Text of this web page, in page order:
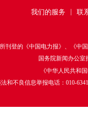
联
我们的服务
刊登的《中国电力报》、《中
国务院新闻办公
《中华人民共和
和不良信息举报电话：010-